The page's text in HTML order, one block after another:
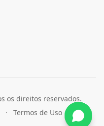
os direitos reservados.
· Termos de Uso